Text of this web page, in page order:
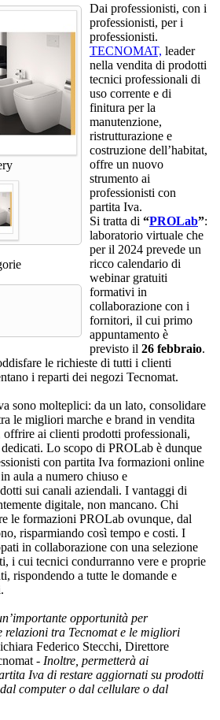
Dai professionisti, con i
professionisti, per i
professionisti.
TECNOMAT, leader
nella vendita di prodotti
tecnici professionali di
uso corrente e di
finitura per la
manutenzione,
ristrutturazione e
costruzione dell’habitat,
offre un nuovo
strumento ai
professionisti con
partita Iva.
Si tratta di “PROLab”:
laboratorio virtuale che
per il 2024 prevede un
ricco calendario di
webinar gratuiti
formativi in
collaborazione con i
fornitori, il cui primo
appuntamento è
previsto il 26 febbraio.
le richieste di tutti i clienti
i reparti dei negozi Tecnomat.
sono molteplici: da un lato, consolidare
le migliori marche e brand in vendita
offrire ai clienti prodotti professionali,
Lo scopo di PROLab è dunque
con partita Iva formazioni online
aula a numero chiuso e
sui canali aziendali. I vantaggi di
digitale, non mancano. Chi
le formazioni PROLab ovunque, dal
risparmiando così tempo e costi. I
in collaborazione con una selezione
i cui tecnici condurranno vere e proprie
rispondendo a tutte le domande e
opportunità per
relazioni tra Tecnomat e le migliori
Federico Stecchi, Direttore
- Inoltre, permetterà ai
Iva di restare aggiornati su prodotti
computer o dal cellulare o dal